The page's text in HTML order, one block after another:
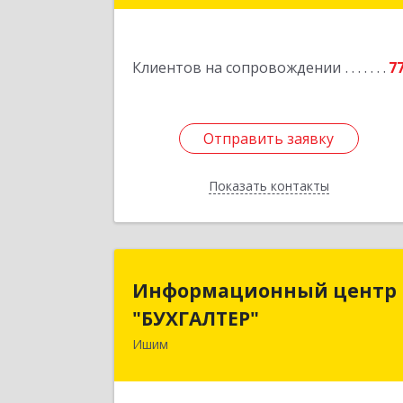
Клиентов на сопровождении
Отправить заявку
Показать контакты
Отправить заявку
Назад
Информационный центр
"БУХГАЛТЕР"
Ишим
Информационный центр
"БУХГАЛТЕР"